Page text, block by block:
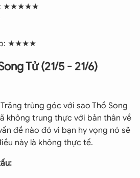
★★★★★
★★★★
Tử (21/5 - 21/6)
trùng góc với sao Thổ Song
không trung thực với bản thân về
đề nào đó vì bạn hy vọng nó sẽ
này là không thực tế.